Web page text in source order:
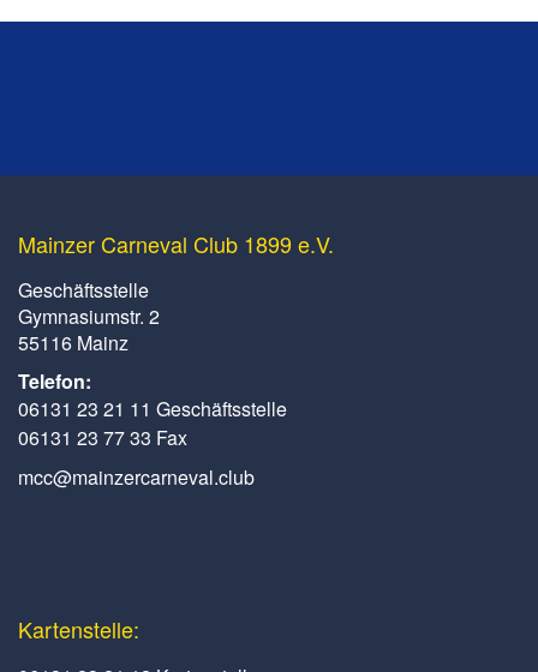
Mainzer Carneval Club 1899 e.V.
Geschäftsstelle
Gymnasiumstr. 2
55116 Mainz
Telefon:
06131 23 21 11 Geschäftsstelle
06131 23 77 33 Fax
mcc@mainzercarneval.club
Kartenstelle: